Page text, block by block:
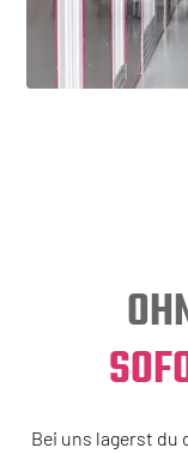
Bei uns lagerst du